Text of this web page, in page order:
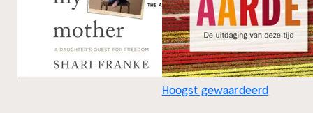
Hoogst gewaardeerd